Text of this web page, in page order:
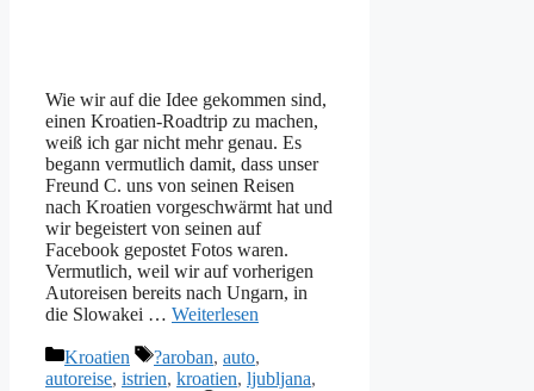
Wie wir auf die Idee gekommen sind,
einen Kroatien-Roadtrip zu machen,
weiß ich gar nicht mehr genau. Es
begann vermutlich damit, dass unser
Freund C. uns von seinen Reisen
nach Kroatien vorgeschwärmt hat und
wir begeistert von seinen auf
Facebook gepostet Fotos waren.
Vermutlich, weil wir auf vorherigen
Autoreisen bereits nach Ungarn, in
die Slowakei … Weiterlesen
Kategorien
Kroatien Schlagwörter
?aroban, auto,
autoreise, istrien, kroatien, ljubljana,